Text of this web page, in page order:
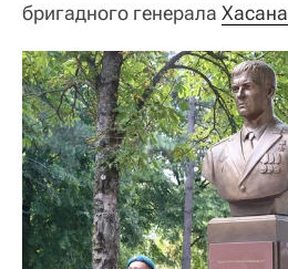
бригадного генерала Хасана